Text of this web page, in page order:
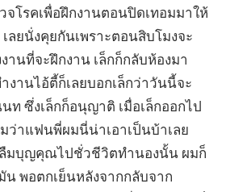
จโรคเพื่อฝึกงานตอนปิดเทอมมาให้
ลยนั่งคุยกันเพราะตอนสิบโมงจะ
านที่จะฝึกงาน เล็กก็กลับห้องมา
งานไอ้ตี้ก็เลยบอกเล็กว่าวันนี้จะ
ท ซึ่งเล็กก็อนุญาติ เมื่อเล็กออกไป
ว่าแฟนพี่ผมนี่น่าเอาเป็นบ้าเลย
มบุญคุณไปชั่วชีวิตทำนองนั้น ผมก็
พอตกเย็นหลังจากกลับจาก